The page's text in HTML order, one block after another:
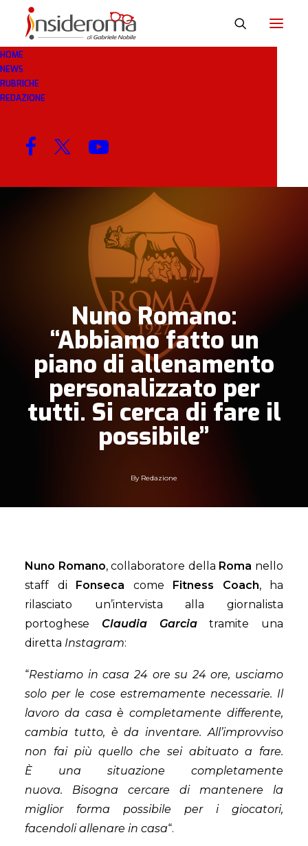
HOME
NEWS
RUBRICHE
REDAZIONE
16 APR 2020
Nuno Romano:
“Abbiamo fatto un
piano di allenamento
personalizzato per
tutti. Si cerca di fare il
possibile”
By Redazione
Nuno Romano, collaboratore della Roma nello
staff di Fonseca come Fitness Coach, ha
rilasciato un’intervista alla giornalista
portoghese Claudia Garciatramite una
diretta Instagram:
“Restiamo in casa 24 ore su 24 ore, usciamo
solo per le cose estremamente necessarie. Il
lavoro da casa è completamente differente,
cambia tutto, è da inventare. All’improvviso
non fai più quello che sei abituato a fare.
È una situazione completamente
nuova. Bisogna cercare di mantenere la
miglior forma possibile per i giocatori,
facendoli allenare in casa“.